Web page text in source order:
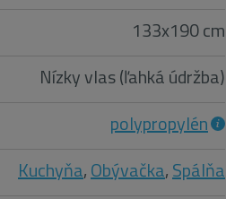
133x190 cm
Nízky vlas (ľahká údržba)
polypropylén
Kuchyňa,Obývačka,Spálňa